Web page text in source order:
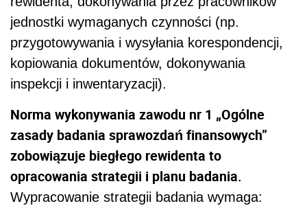
jednostki wymaganych czynności (np.
przygotowywania i wysyłania korespondencji,
kopiowania dokumentów, dokonywania
inspekcji i inwentaryzacji).
Norma wykonywania zawodu nr 1 „Ogólne
zasady badania sprawozdań finansowych”
zobowiązuje biegłego rewidenta to
opracowania strategii i planu badania.
Wypracowanie strategii badania wymaga: